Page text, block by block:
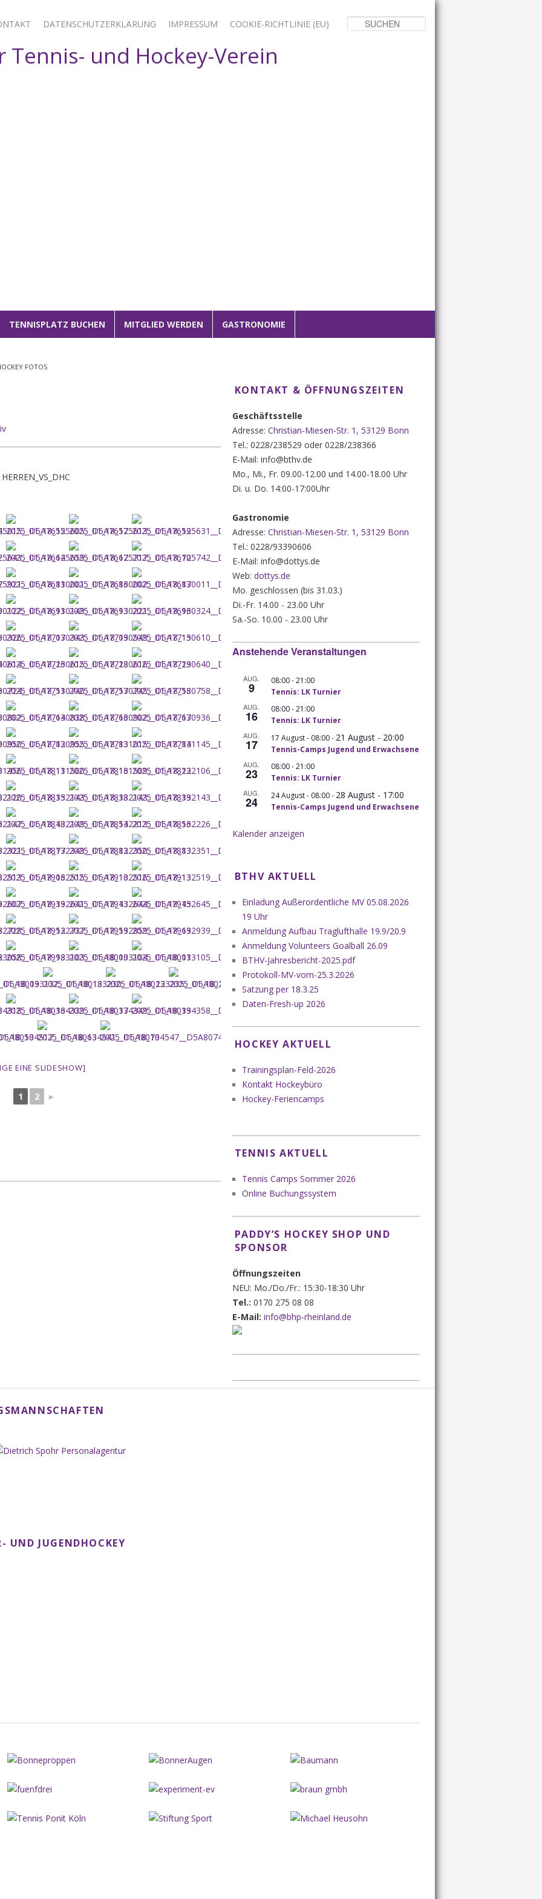
DATENSCHUTZERKLÄRUNG IMPRESSUM COOKIE-RICHTLINIE (EU)
Tennis- und Hockey-Verein
1 2 3
TENNISPLATZ BUCHEN
MITGLIED WERDEN GASTRONOMIE
FOTOS
EINE SLIDESHOW]
1 2 ►
KONTAKT & ÖFFNUNGSZEITEN
Geschäftsstelle
Adresse: Christian-Miesen-Str. 1, 53129 Bonn
Tel.: 0228/238529 oder 0228/238366
E-Mail: info@bthv.de
Mo., Mi., Fr. 09.00-12.00 und 14.00-18.00 Uhr
Di. u. Do. 14:00-17:00Uhr
Gastronomie
Adresse: Christian-Miesen-Str. 1, 53129 Bonn
Tel.: 0228/93390606
E-Mail: info@dottys.de
Web: dottys.de
Mo. geschlossen (bis 31.03.)
Di.-Fr. 14.00 - 23.00 Uhr
Sa.-So. 10.00 - 23.00 Uhr
Anstehende Veranstaltungen
AUG.
9 08:00-21:00
Tennis: LK Turnier
AUG.
16 08:00-21:00
Tennis: LK Turnier
AUG.
17 17 August - 08:00- 21 August - 20:00
Tennis-Camps Jugend und Erwachsene
AUG.
23 08:00-21:00
Tennis: LK Turnier
AUG.
24 24 August - 08:00- 28 August - 17:00
Tennis-Camps Jugend und Erwachsene
Kalender anzeigen
BTHV AKTUELL
Einladung Außerordentliche MV 05.08.2026
19 Uhr
Anmeldung Aufbau Traglufthalle 19.9/20.9
Anmeldung Volunteers Goalball 26.09
BTHV-Jahresbericht-2025.pdf
Protokoll-MV-vom-25.3.2026
Satzung per 18.3.25
Daten-Fresh-up 2026
HOCKEY AKTUELL
Trainingsplan-Feld-2026
Kontakt Hockeybüro
Hockey-Feriencamps
TENNIS AKTUELL
Tennis Camps Sommer 2026
Online Buchungssystem
PADDY’S HOCKEY SHOP UND
SPONSOR
Öffnungszeiten
NEU: Mo./Do./Fr.: 15:30-18:30 Uhr
Tel.: 0170 275 08 08
E-Mail: info@bhp-rheinland.de
UND JUGENDHOCKEY